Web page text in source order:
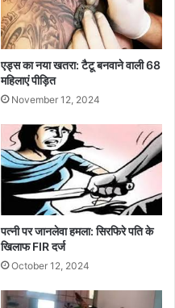
एड्स का नया खतरा: टैटू बनवाने वाली 68
महिलाएं पीड़ित
November 12, 2024
पत्नी पर जानलेवा हमला: सिरफिरे पति के
खिलाफ FIR दर्ज
October 12, 2024